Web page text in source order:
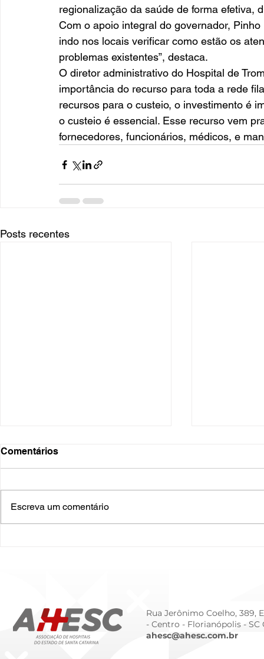
regionalização da saúde de forma efetiva,
Com o apoio integral do governador,
indo nos locais verificar como estão os
problemas existentes”, destaca.
O diretor administrativo do Hospital de
importância do recurso para toda a rede
recursos para o custeio, o investimento é
o custeio é essencial. Esse recurso vem
fornecedores, funcionários, médicos, e
Posts recentes
Comentários
Escreva um comentário
Rua Jerônimo Coelho, 389,
- Centro - Florianópolis - SC
ahesc@ahesc.com.br